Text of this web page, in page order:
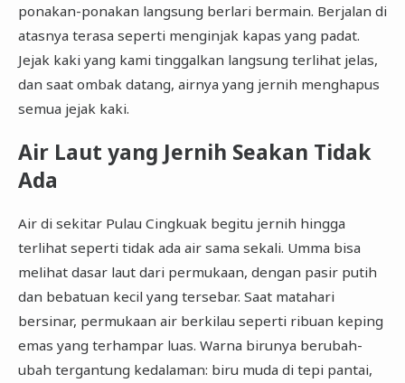
ponakan-ponakan langsung berlari bermain. Berjalan di
atasnya terasa seperti menginjak kapas yang padat.
Jejak kaki yang kami tinggalkan langsung terlihat jelas,
dan saat ombak datang, airnya yang jernih menghapus
semua jejak kaki.
Air Laut yang Jernih Seakan Tidak
Ada
Air di sekitar Pulau Cingkuak begitu jernih hingga
terlihat seperti tidak ada air sama sekali. Umma bisa
melihat dasar laut dari permukaan, dengan pasir putih
dan bebatuan kecil yang tersebar. Saat matahari
bersinar, permukaan air berkilau seperti ribuan keping
emas yang terhampar luas. Warna birunya berubah-
ubah tergantung kedalaman: biru muda di tepi pantai,